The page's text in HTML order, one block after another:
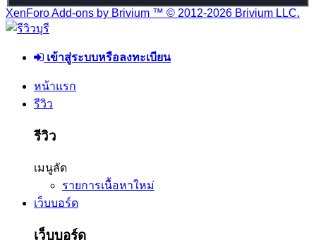
XenForo Add-ons by Brivium ™ © 2012-2026 Brivium LLC.
เข้าสู่ระบบหรือลงทะเบียน
หน้าแรก
รีวิว
รีวิว
เมนูลัด
รายการเนื้อหาใหม่
เว็บบอร์ด
เว็บบอร์ด